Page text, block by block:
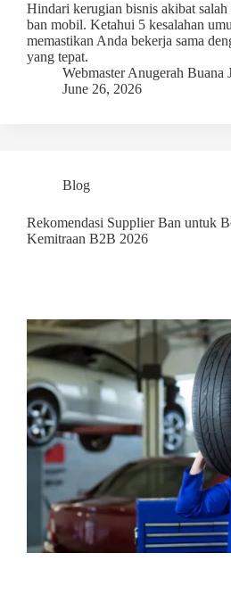
Hindari kerugian bisnis akibat
ban mobil. Ketahui 5 kesalahan
memastikan Anda bekerja sama
yang tepat.
Webmaster Anugerah Buana
June 26, 2026
Blog
Rekomendasi Supplier Ban untuk
Kemitraan B2B 2026